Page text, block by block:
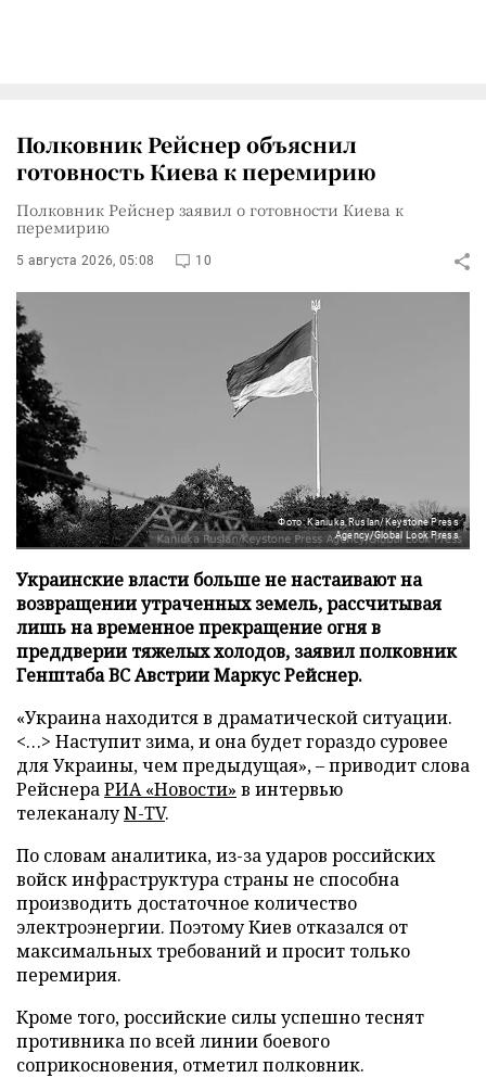
Полковник Рейснер объяснил
готовность Киева к перемирию
Полковник Рейснер заявил о готовности Киева к
перемирию
5 августа 2026, 05:08 10
Фото: Kaniuka Ruslan/Keystone Press
Agency/Global Look Press
Украинские власти больше не настаивают на
возвращении утраченных земель, рассчитывая
лишь на временное прекращение огня в
преддверии тяжелых холодов, заявил полковник
Генштаба ВС Австрии Маркус Рейснер.
«Украина находится в драматической ситуации.
<…> Наступит зима, и она будет гораздо суровее
для Украины, чем предыдущая», – приводит слова
РейснераРИА «Новости» в интервью
телеканалуN-TV.
По словам аналитика, из-за ударов российских
войск инфраструктура страны не способна
производить достаточное количество
электроэнергии. Поэтому Киев отказался от
максимальных требований и просит только
перемирия.
Кроме того, российские силы успешно теснят
противника по всей линии боевого
соприкосновения, отметил полковник.